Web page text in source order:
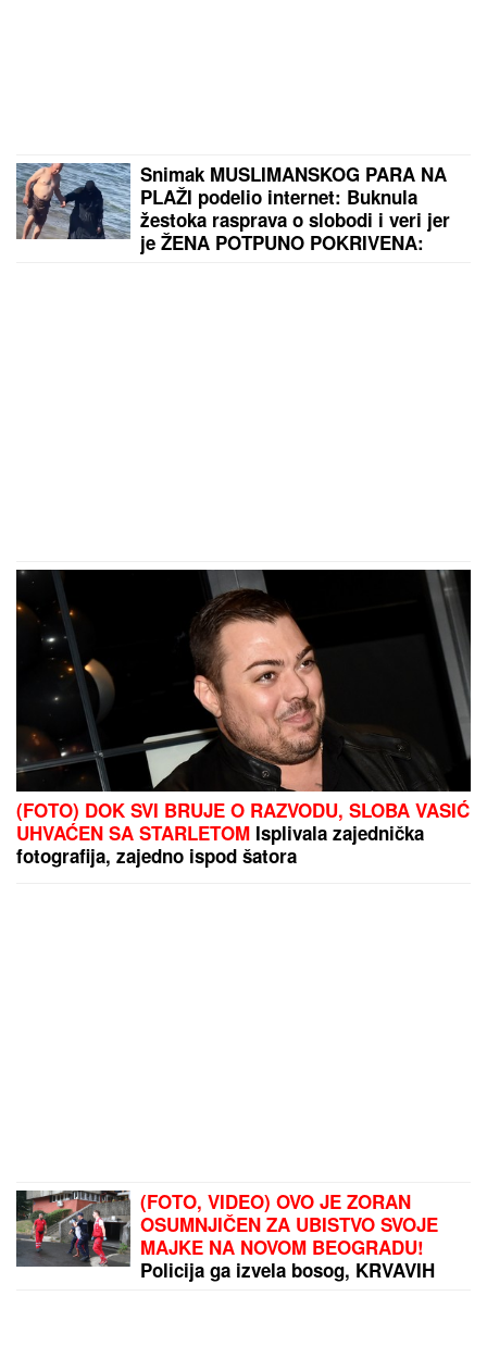
Snimak MUSLIMANSKOG PARA NA
PLAŽI podelio internet: Buknula
žestoka rasprava o slobodi i veri jer
je ŽENA POTPUNO POKRIVENA:
(FOTO) DOK SVI BRUJE O RAZVODU, SLOBA VASIĆ
UHVAĆEN SA STARLETOM Isplivala zajednička
fotografija, zajedno ispod šatora
(FOTO, VIDEO) OVO JE ZORAN
OSUMNJIČEN ZA UBISTVO SVOJE
MAJKE NA NOVOM BEOGRADU!
Policija ga izvela bosog, KRVAVIH